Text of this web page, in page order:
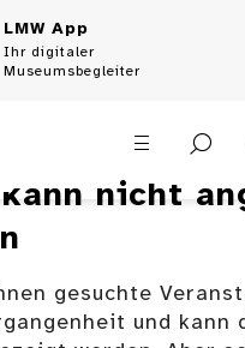
LMW App
Ihr digitaler
Museumsbegleiter
nicht
gesuchte
und kann